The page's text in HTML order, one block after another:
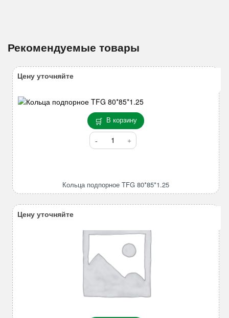
Рекомендуемые товары
В корзину
Количество
товара
80*85*1.25
Кольца подпорное TFG 80*85*1.25
Цену уточняйте
Цену уточняйте